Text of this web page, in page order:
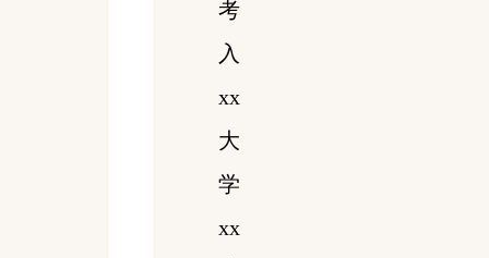
考
入
xx
大
学
xx